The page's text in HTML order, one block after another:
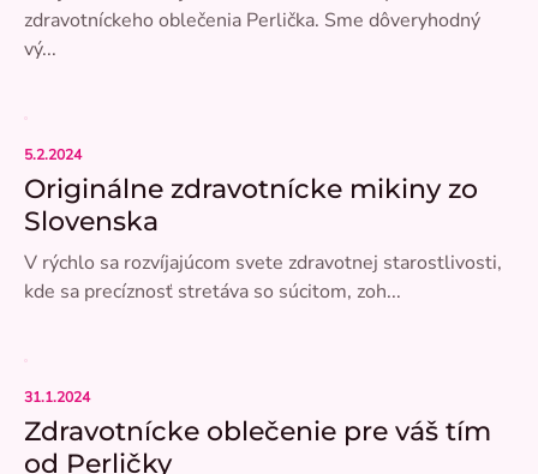
zdravotníckeho oblečenia Perlička. Sme dôveryhodný
vý...
Originálne zdravotnícke mikiny zo
Slovenska
5.2.2024
V rýchlo sa rozvíjajúcom svete zdravotnej starostlivosti,
kde sa precíznosť stretáva so súcitom, zoh...
Zdravotnícke oblečenie pre váš tím
od Perličky
31.1.2024